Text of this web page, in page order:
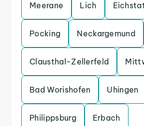
Meerane Lich
Pocking Neckargemund
Clausthal-Zellerfeld
Bad Worishofen Uhingen
Philippsburg Erbach